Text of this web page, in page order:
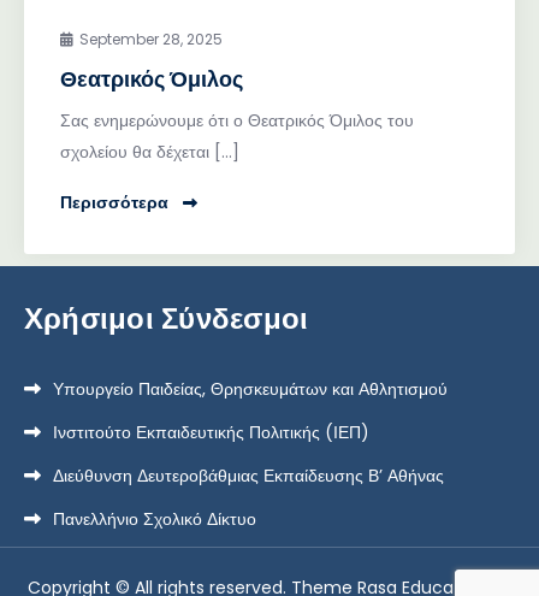
September 28, 2025
Θεατρικός Όμιλος
Σας ενημερώνουμε ότι ο Θεατρικός Όμιλος του
σχολείου θα δέχεται […]
Περισσότερα
Χρήσιμοι Σύνδεσμοι
Υπουργείο Παιδείας, Θρησκευμάτων και Αθλητισμού
Ινστιτούτο Εκπαιδευτικής Πολιτικής (ΙΕΠ)
Διεύθυνση Δευτεροβάθμιας Εκπαίδευσης Β’ Αθήνας
Πανελλήνιο Σχολικό Δίκτυο
Copyright © All rights reserved. Theme Rasa Education by